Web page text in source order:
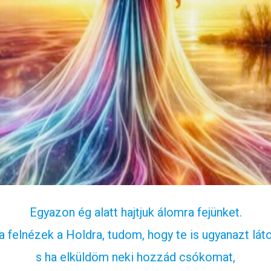
Egyazon ég alatt hajtjuk álomra fejünket.
felnézek a Holdra, tudom, hogy te is ugyanazt
s ha elküldöm neki hozzád csókomat,